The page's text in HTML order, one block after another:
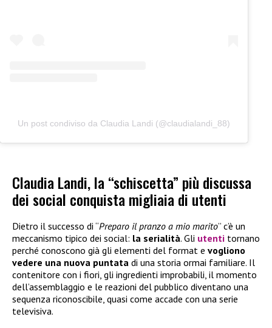
Un post condiviso da Claudia Landi (@claudialandi_88)
Claudia Landi, la “schiscetta” più discussa
dei social conquista migliaia di utenti
Dietro il successo di “Preparo il pranzo a mio marito” c’è un
meccanismo tipico dei social: la serialità. Gli utenti tornano
perché conoscono già gli elementi del format e vogliono
vedere una nuova puntata di una storia ormai familiare. Il
contenitore con i fiori, gli ingredienti improbabili, il momento
dell’assemblaggio e le reazioni del pubblico diventano una
sequenza riconoscibile, quasi come accade con una serie
televisiva.